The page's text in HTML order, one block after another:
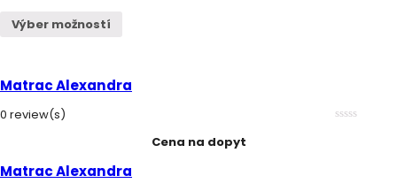
Výber možností
Matrac Alexandra
0 review(s)
Cena na dopyt
Matrac Alexandra